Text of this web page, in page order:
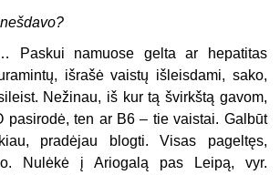
Paskui namuose gelta ar hepatitas
išrašė vaistų išleisdami, sako,
Nežinau, iš kur tą švirkštą gavom,
pasirodė, ten ar B6 – tie vaistai. Galbūt
pradėjau blogti. Visas pageltęs,
Nulėkė į Ariogalą pas Leipą, vyr.